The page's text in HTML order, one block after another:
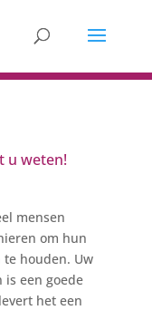
u weten!
mensen
om hun
houden. Uw
is een goede
het een